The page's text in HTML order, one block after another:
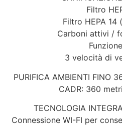
Filtro
Filtro HEPA 14
Carboni attivi /
3 velocità di
PURIFICA AMBIENTI FINO
CADR: 360
TECNOLOGIA
Connessione WI-FI per